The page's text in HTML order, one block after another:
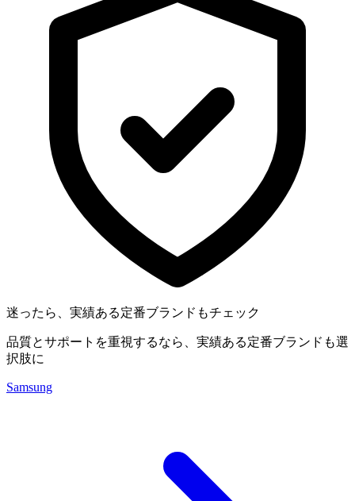
迷ったら、実績ある定番ブランドもチェック
品質とサポートを重視するなら、実績ある定番ブランドも選
択肢に
Samsung